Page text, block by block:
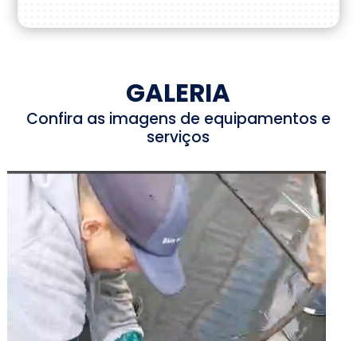
GALERIA
Confira as imagens de equipamentos e
serviços